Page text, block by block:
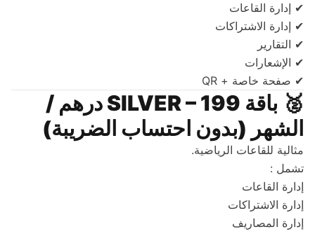
✔ إدارة القاعات
✔ إدارة الاشتراكات
✔ التقارير
✔ الإشعارات
✔ صفحة خاصة + QR
🥈
باقة SILVER – 199 درهم /
الشهر (بدون احتساب الضريبة)
مثالية للقاعات الرياضية.
تشمل :
إدارة القاعات
إدارة الاشتراكات
إدارة المصاريف